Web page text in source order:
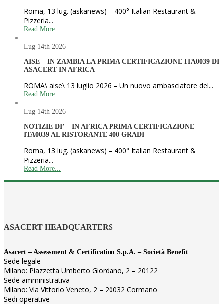
Roma, 13 lug. (askanews) – 400° Italian Restaurant &
Pizzeria...
Read More...
Lug 14th 2026
AISE – IN ZAMBIA LA PRIMA CERTIFICAZIONE ITA0039 DI
ASACERT IN AFRICA
ROMA\ aise\ 13 luglio 2026 – Un nuovo ambasciatore del...
Read More...
Lug 14th 2026
NOTIZIE DI’ – IN AFRICA PRIMA CERTIFICAZIONE
ITA0039 AL RISTORANTE 400 GRADI
Roma, 13 lug. (askanews) – 400° Italian Restaurant &
Pizzeria...
Read More...
ASACERT HEADQUARTERS
Asacert – Assessment & Certification S.p.A. – Società Benefit
Sede legale
Milano: Piazzetta Umberto Giordano, 2 – 20122
Sede amministrativa
Milano: Via Vittorio Veneto, 2 – 20032 Cormano
Sedi operative